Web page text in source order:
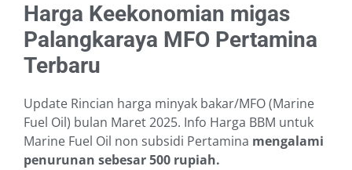
Harga Keekonomian migas
Palangkaraya MFO Pertamina
Terbaru
Update Rincian harga minyak bakar/MFO (Marine
Fuel Oil) bulan Maret 2025. Info Harga BBM untuk
Marine Fuel Oil non subsidi Pertamina mengalami
penurunan sebesar 500 rupiah.